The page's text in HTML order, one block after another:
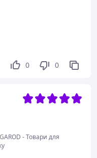
0 0
- Товари для